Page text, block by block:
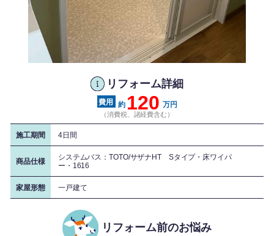
リフォーム詳細
約 120 万円
（消費税、諸経費含む）
施工期間 4日間
商品仕様
システムバス：TOTO/サザナHT Sタイプ・床ワイパ
ー・1616
家屋形態 一戸建て
リフォーム前のお悩み